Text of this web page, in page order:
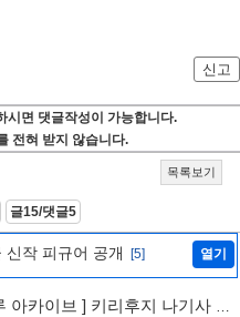
신고
시면 댓글작성이 가능합니다.
전혀 받지 않습니다.
목록보기
글15/댓글5
신작 피규어 공개 [5] 열기
아카이브 ] 키리후지 나기사 신